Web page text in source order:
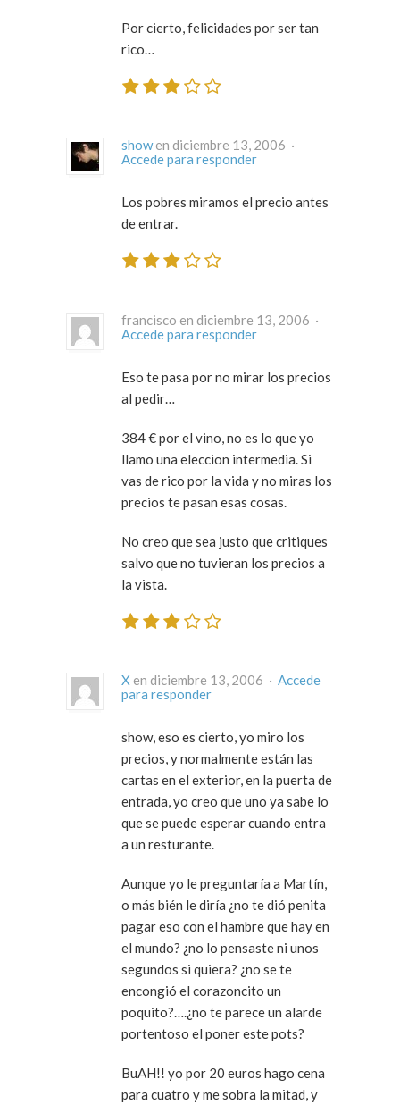
Por cierto, felicidades por ser tan
rico…
show
en diciembre 13, 2006 ·
Accede para responder
Los pobres miramos el precio antes
de entrar.
francisco en diciembre 13, 2006 ·
Accede para responder
Eso te pasa por no mirar los precios
al pedir…
384 € por el vino, no es lo que yo
llamo una eleccion intermedia. Si
vas de rico por la vida y no miras los
precios te pasan esas cosas.
No creo que sea justo que critiques
salvo que no tuvieran los precios a
la vista.
X en diciembre 13, 2006 · Accede
para responder
show, eso es cierto, yo miro los
precios, y normalmente están las
cartas en el exterior, en la puerta de
entrada, yo creo que uno ya sabe lo
que se puede esperar cuando entra
a un resturante.
Aunque yo le preguntaría a Martín,
o más bién le diría ¿no te dió penita
pagar eso con el hambre que hay en
el mundo? ¿no lo pensaste ni unos
segundos si quiera? ¿no se te
encongió el corazoncito un
poquito?….¿no te parece un alarde
portentoso el poner este pots?
BuAH!! yo por 20 euros hago cena
para cuatro y me sobra la mitad, y